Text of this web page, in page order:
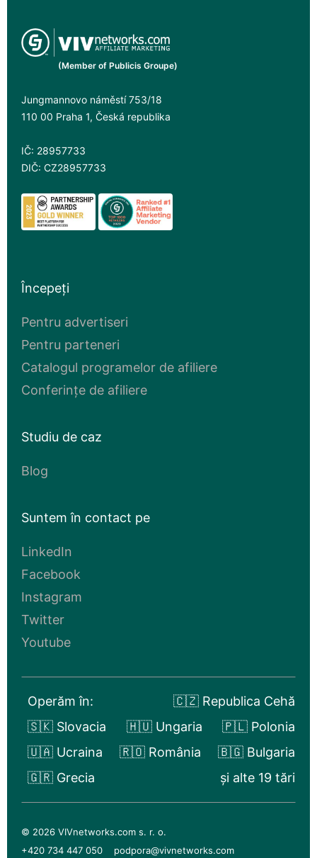
(Member of Publicis Groupe)
Jungmannovo náměstí 753/18
110 00 Praha 1, Česká republika
IČ: 28957733
DIČ: CZ28957733
Începeți
Pentru advertiseri
Pentru parteneri
Catalogul programelor de afiliere
Conferințe de afiliere
Studiu de caz
Blog
Suntem în contact pe
LinkedIn
Facebook
Instagram
Twitter
Youtube
Operăm în:
🇨🇿 Republica Cehă
🇸🇰 Slovacia
🇭🇺 Ungaria
🇵🇱 Polonia
🇺🇦 Ucraina
🇷🇴 România
🇧🇬 Bulgaria
🇬🇷 Grecia
și alte 19 tări
© 2026 VIVnetworks.com s. r. o.
+420 734 447 050
podpora@vivnetworks.com